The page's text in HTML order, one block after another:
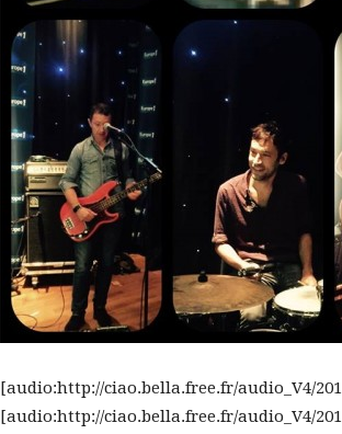
[audio:http://ciao.bella.free.fr/audio_V4/
[audio:http://ciao.bella.free.fr/audio_V4/